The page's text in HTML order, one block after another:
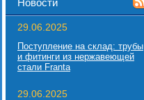
Новости
29.06.2025
Поступление на склад: трубы
и фитинги из нержавеющей
стали Franta
29.06.2025